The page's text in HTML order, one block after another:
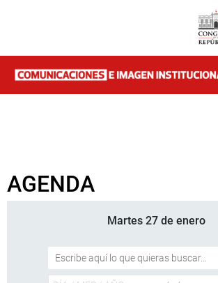
AGENDA
Martes 27 de enero